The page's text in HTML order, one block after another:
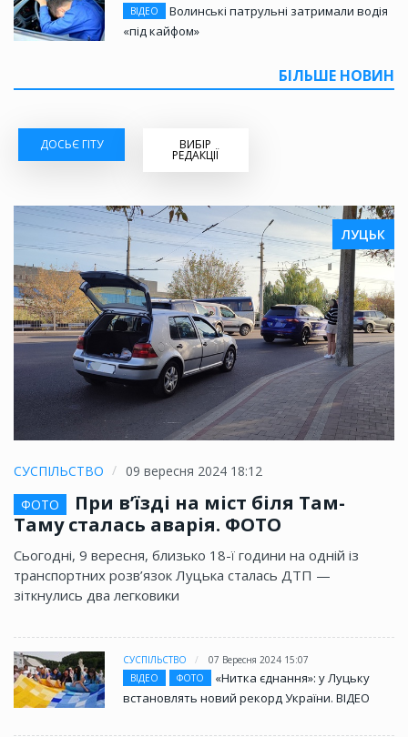
ВІДЕО
Волинські патрульні затримали водія
«під кайфом»
БІЛЬШЕ НОВИН
ДОСЬЄ ГІТУ ВИБІР
РЕДАКЦІЇ
ЛУЦЬК
СУСПІЛЬСТВО
09 вересня 2024 18:12
ФОТО
При в’їзді на міст біля Там-
Таму сталась аварія. ФОТО
Сьогодні, 9 вересня, близько 18-ї години на одній із
транспортних розв’язок Луцька сталась ДТП —
зіткнулись два легковики
СУСПІЛЬСТВО
07 Вересня 2024 15:07
ВІДЕО
ФОТО
«Нитка єднання»: у Луцьку
встановлять новий рекорд України. ВІДЕО